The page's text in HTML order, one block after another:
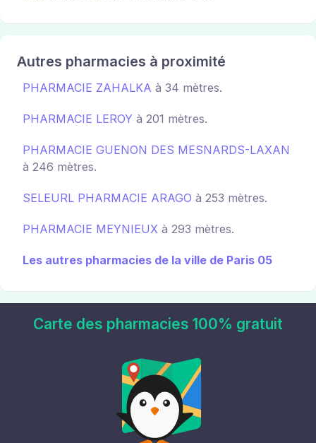
Autres pharmacies à proximité
PHARMACIE ZAHALKA à 34 mètres.
PHARMACIE LEROY à 201 mètres.
PHARMACIE GUENON DES MESNARDS-LAXAN
à 246 mètres.
SELEURL PHARMACIE ARAGO à 253 mètres.
PHARMACIE MEYNIEUX à 293 mètres.
Les autres pharmacies de la ville de Paris 05
Carte des pharmacies 100% gratuit